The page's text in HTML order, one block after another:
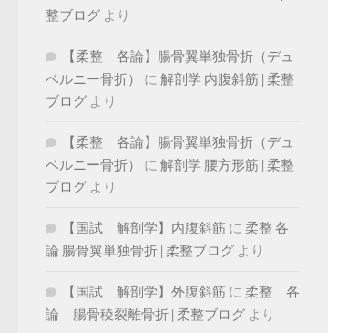
整ブログ より
【柔整 各論】腸骨翼単独骨折（デュ
ベルニー骨折）
に 解剖学 内腹斜筋 | 柔整
ブログ より
【柔整 各論】腸骨翼単独骨折（デュ
ベルニー骨折）
に 解剖学 腰方形筋 | 柔整
ブログ より
【国試 解剖学】内腹斜筋 に 柔整 各
論 腸骨翼単独骨折 | 柔整ブログ より
【国試 解剖学】外腹斜筋 に 柔整 各
論 腸骨稜裂離骨折 | 柔整ブログ より